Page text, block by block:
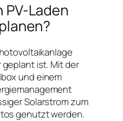
PV-Laden
ist. Mit der
und einem
Solarstrom zum
genutzt werden.